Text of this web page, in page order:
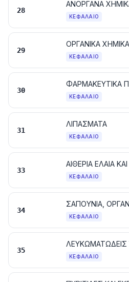
28
ΚΕΦΆΛΑΙΟ
29
ΟΡΓΑΝΙΚΑ
ΚΕΦΆΛΑΙΟ
30
ΦΑΡΜΑΚΕΥΤΙΚΑ
ΚΕΦΆΛΑΙΟ
31
ΛΙΠΑΣΜΑΤΑ
ΚΕΦΆΛΑΙΟ
33
ΚΕΦΆΛΑΙΟ
34
ΚΕΦΆΛΑΙΟ
35
ΚΕΦΆΛΑΙΟ